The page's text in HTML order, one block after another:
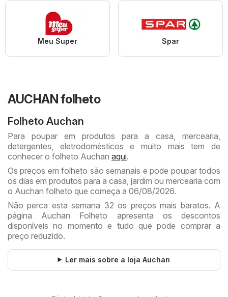
Meu Super Spar
AUCHAN folheto
Folheto Auchan
Para poupar em produtos para a casa, mercearia,
detergentes, eletrodomésticos e muito mais tem de
conhecer o folheto Auchan aqui.
Os preços em folheto são semanais e pode poupar todos
os dias em produtos para a casa, jardim ou mercearia com
o Auchan folheto que começa a 06/08/2026.
Não perca esta semana 32 os preços mais baratos. A
página Auchan Folheto apresenta os descontos
disponíveis no momento e tudo que pode comprar a
preço reduzido.
Ler mais sobre a loja Auchan